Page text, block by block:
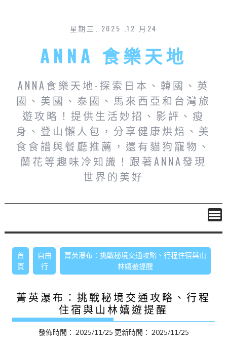
星期三, 2025 ,12 月24
ANNA 食樂天地
ANNA食樂天地-探索日本、韓國、英
國、美國、泰國、馬來西亞和台灣旅
遊攻略！提供生活妙招、影評、瘦
身、登山懶人包，分享健康烘焙、美
食食譜與餐廳推薦，還有貓狗寵物、
蘭花等趣味冷知識！跟著ANNA發現
世界的美好
首
頁
自由
行
菁英瀑布：挑戰秘境交通攻略、行程住宿與山
林嬉遊提醒
菁英瀑布：挑戰秘境交通攻略、行程
住宿與山林嬉遊提醒
發佈時間： 2025/11/25 更新時間： 2025/11/25